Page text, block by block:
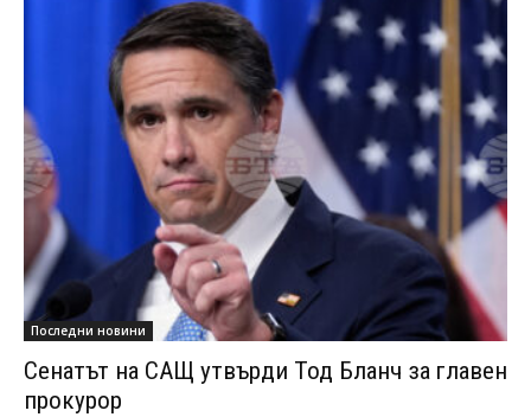
Последни новини
Сенатът на САЩ утвърди Тод Бланч за главен
прокурор